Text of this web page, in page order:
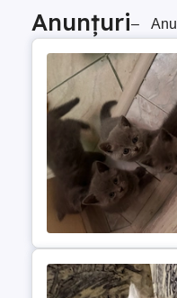
Anunțuri–